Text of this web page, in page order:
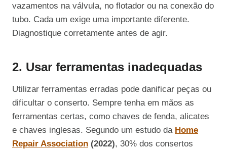
vazamentos na válvula, no flotador ou na conexão do
tubo. Cada um exige uma importante diferente.
Diagnostique corretamente antes de agir.
2. Usar ferramentas inadequadas
Utilizar ferramentas erradas pode danificar peças ou
dificultar o conserto. Sempre tenha em mãos as
ferramentas certas, como chaves de fenda, alicates
e chaves inglesas. Segundo um estudo da Home
Repair Association (2022), 30% dos consertos